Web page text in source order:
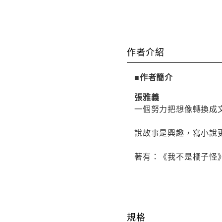
作者介紹
■作者簡介
張雅義
一個努力把想像轉換成
說故事是興趣，寫小說
著有：《我不是橘子怪
規格